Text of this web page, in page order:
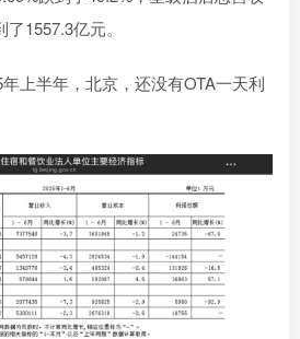
1557.3亿元。
上半年，北京，还没有OTA一天利